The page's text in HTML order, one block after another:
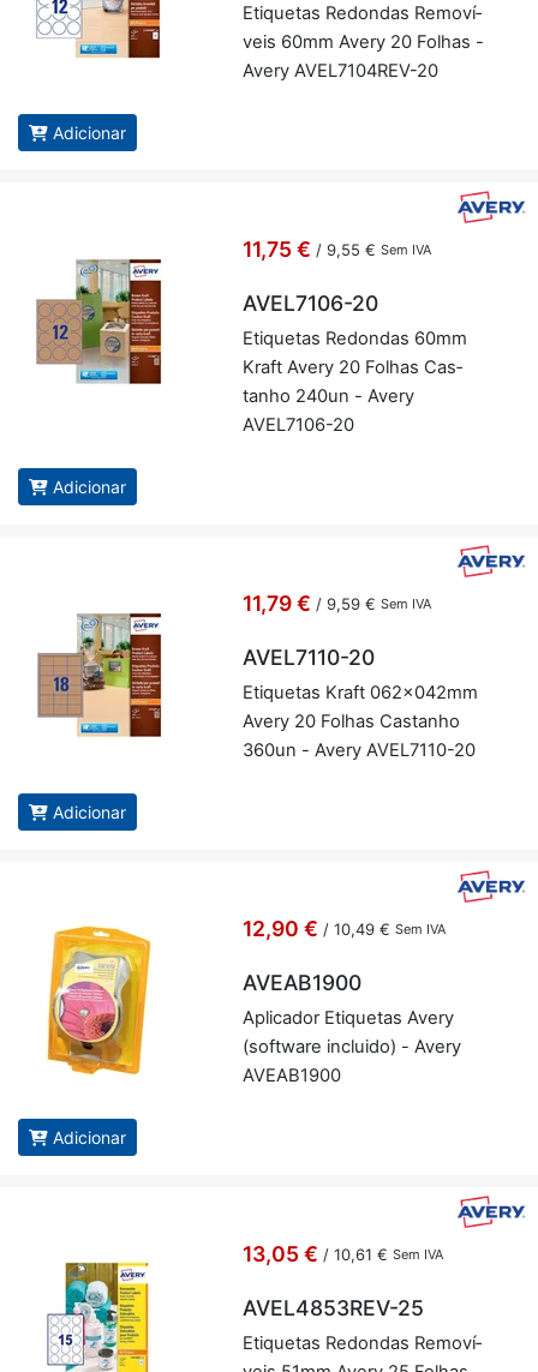
Eti­quetas Re­dondas Re­mo­ví­
veis 60mm Avery 20 Fo­lhas -
Avery AVEL7104REV-20
Adicionar
11,75 € / 9,55 € Sem IVA
AVEL7106-20
Eti­quetas Re­dondas 60mm
Kraft Avery 20 Fo­lhas Cas­
tanho 240un - Avery
AVEL7106-20
Adicionar
11,79 € / 9,59 € Sem IVA
AVEL7110-20
Eti­quetas Kraft 062x042mm
Avery 20 Fo­lhas Cas­tanho
360un - Avery AVEL7110-20
Adicionar
12,90 € / 10,49 € Sem IVA
AVEAB1900
Apli­cador Eti­quetas Avery
(software in­cluido) - Avery
AVE­AB1900
Adicionar
13,05 € / 10,61 € Sem IVA
AVEL4853REV-25
Eti­quetas Re­dondas Re­mo­ví­